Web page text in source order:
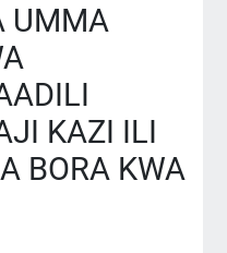
UMMA
KAZI ILI
BORA KWA